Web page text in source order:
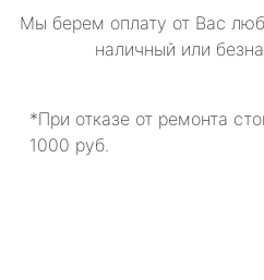
Мы берем оплату от Вас
наличный или
*При отказе от ремонта
1000 руб.